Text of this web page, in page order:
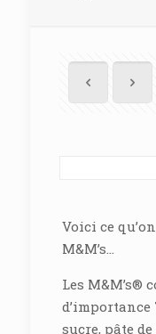
Voici ce
M&M’s…
Les M&M’s®
d’importance
sucre, pâte